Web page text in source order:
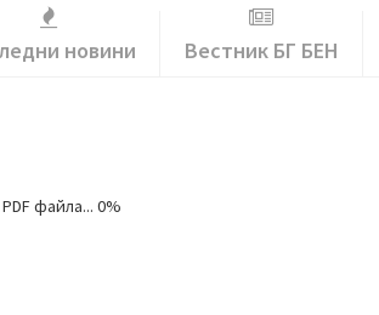
новини Вестник БГ БЕН
файла... 0%